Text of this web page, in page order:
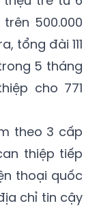
500.000
tổng đài 111
5 tháng
cho 771
theo 3 cấp
thiệp tiếp
thoại quốc
chỉ tin cậy